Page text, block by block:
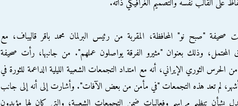
على القالب نفسه والتصميم الغرافيكي ذاته.
صحيفة "صبح نو" المحافظة، المقربة من رئيس البرلمان محمد باقر قاليباف، مع
المحتمل، وذلك بعنوان "مثيرو الفرقة يواصلون عملهم". من جانبها، رأت صحيفة
الحرس الثوري الإيراني، أنه مع امتداد التجمعات الشعبية الليلية الداعمة للثورة في
لم تعد هذه التجمعات "في مأمن من بعض الآفات". وأشارت إلى أنه إلى جانب